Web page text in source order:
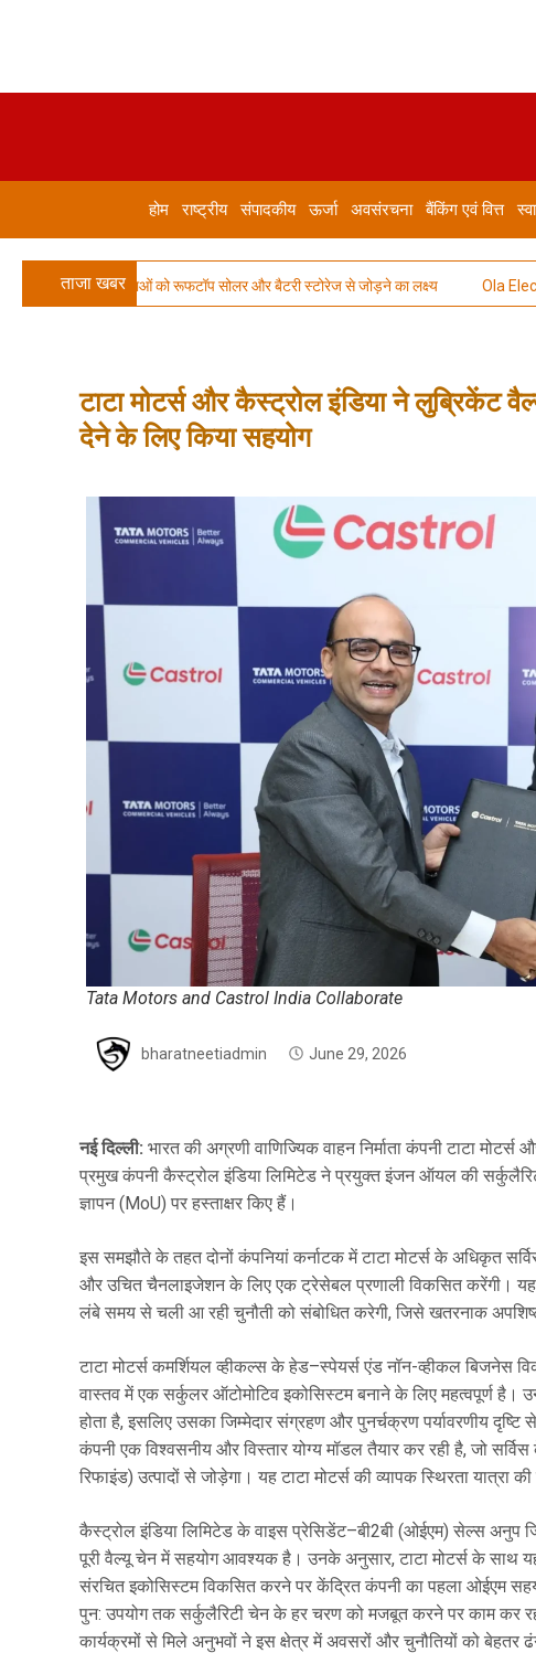
होम राष्ट्रीय संपादकीय ऊर्जा अवसंरचना बैंकिंग एवं वित्त
ताजा खबर
30 लाख उपभोक्ताओं को रूफटॉप सोलर और बैटरी स्टोरेज से जोड़ने का लक्ष्य Ola Electric ने
टाटा मोटर्स और कैस्ट्रोल इंडिया ने लुब्रिकेंट
देने के लिए किया सहयोग
Tata Motors and Castrol India Collaborate
bharatneetiadmin June 29, 2026
नई दिल्ली: भारत की अग्रणी वाणिज्यिक वाहन निर्माता कंपनी टाटा
प्रमुख कंपनी कैस्ट्रोल इंडिया लिमिटेड ने प्रयुक्त इंजन ऑयल की
ज्ञापन (MoU) पर हस्ताक्षर किए हैं।
इस समझौते के तहत दोनों कंपनियां कर्नाटक में टाटा मोटर्स के अधिकृत
और उचित चैनलाइजेशन के लिए एक ट्रेसेबल प्रणाली विकसित करेंगी।
लंबे समय से चली आ रही चुनौती को संबोधित करेगी, जिसे खतरनाक
टाटा मोटर्स कमर्शियल व्हीकल्स के हेड–स्पेयर्स एंड नॉन-व्हीकल बिजनेस
वास्तव में एक सर्कुलर ऑटोमोटिव इकोसिस्टम बनाने के लिए महत्वपूर्ण है।
होता है, इसलिए उसका जिम्मेदार संग्रहण और पुनर्चक्रण पर्यावरणीय
कंपनी एक विश्वसनीय और विस्तार योग्य मॉडल तैयार कर रही है, जो
रिफाइंड) उत्पादों से जोड़ेगा। यह टाटा मोटर्स की व्यापक स्थिरता यात्रा
कैस्ट्रोल इंडिया लिमिटेड के वाइस प्रेसिडेंट–बी2बी (ओईएम) सेल्स अनुप
पूरी वैल्यू चेन में सहयोग आवश्यक है। उनके अनुसार, टाटा मोटर्स के साथ
संरचित इकोसिस्टम विकसित करने पर केंद्रित कंपनी का पहला ओईएम
पुन: उपयोग तक सर्कुलैरिटी चेन के हर चरण को मजबूत करने पर काम कर
कार्यक्रमों से मिले अनुभवों ने इस क्षेत्र में अवसरों और चुनौतियों को